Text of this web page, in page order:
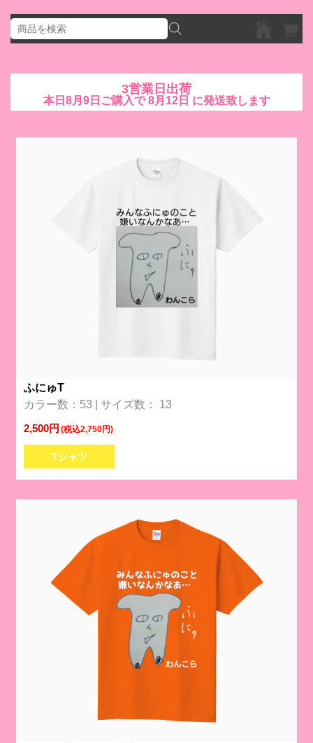
3営業日出荷
本日 8月9日 ご購入で8月12日 に発送致します
ふにゅT
カラー数：53 | サイズ数： 13
2,500円 (税込2,750円)
Tシャツ